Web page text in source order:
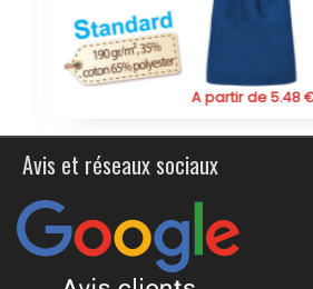
mettant en avant votre marque.
A partir de 5.48 €
Avis et réseaux sociaux